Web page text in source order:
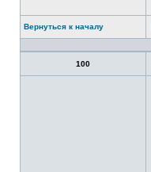
Вернуться к началу
100